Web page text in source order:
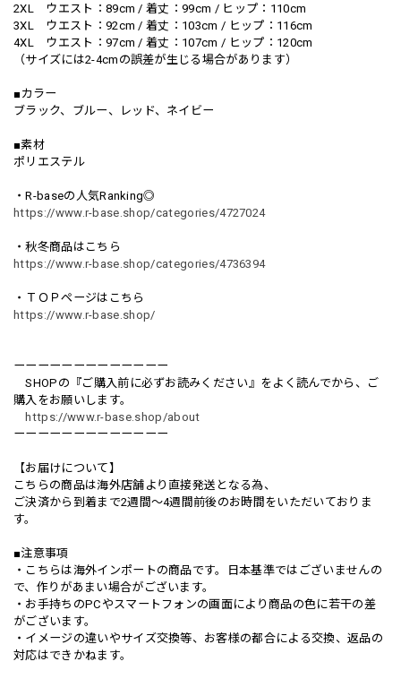
2XL ウエスト：89cm / 着丈：99cm / ヒップ：110cm
3XL ウエスト：92cm / 着丈：103cm / ヒップ：116cm
4XL ウエスト：97cm / 着丈：107cm / ヒップ：120cm
（サイズには2-4cmの誤差が生じる場合があります）
■カラー
ブラック、ブルー、レッド、ネイビー
■素材
ポリエステル
・R-baseの人気Ranking◎
https://www.r-base.shop/categories/4727024
・秋冬商品はこちら
https://www.r-base.shop/categories/4736394
・ＴＯＰページはこちら
https://www.r-base.shop/
ーーーーーーーーーーーーー
SHOPの『ご購入前に必ずお読みください』をよく読んでから、ご
購入をお願いします。
https://www.r-base.shop/about
ーーーーーーーーーーーーー
【お届けについて】
こちらの商品は海外店舗より直接発送となる為、
ご決済から到着まで2週間〜4週間前後のお時間をいただいておりま
す。
■注意事項
・こちらは海外インポートの商品です。日本基準ではございませんの
で、作りがあまい場合がございます。
・お手持ちのPCやスマートフォンの画面により商品の色に若干の差
がございます。
・イメージの違いやサイズ交換等、お客様の都合による交換、返品の
対応はできかねます。